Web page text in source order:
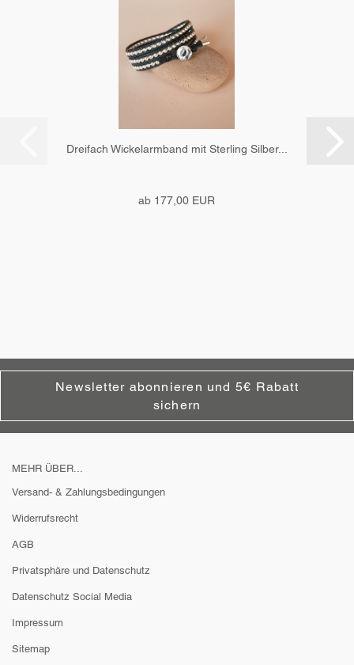
Dreifach Wickelarmband mit Sterling Silber...
ab 177,00 EUR
Newsletter abonnieren und 5€ Rabatt
sichern
MEHR ÜBER...
Versand- & Zahlungsbedingungen
Widerrufsrecht
AGB
Privatsphäre und Datenschutz
Datenschutz Social Media
Impressum
Sitemap